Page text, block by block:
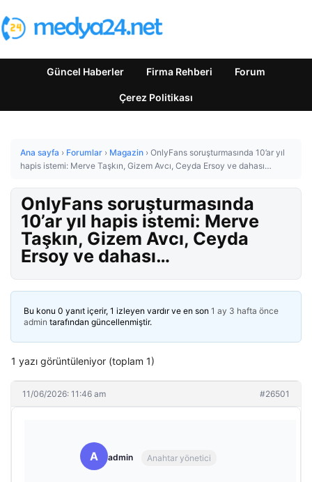
Güncel Haberler Firma Rehberi Forum
Çerez Politikası
Ana sayfa › Forumlar › Magazin › OnlyFans soruşturmasında 10’ar yıl
hapis istemi: Merve Taşkın, Gizem Avcı, Ceyda Ersoy ve dahası…
OnlyFans soruşturmasında
10’ar yıl hapis istemi: Merve
Taşkın, Gizem Avcı, Ceyda
Ersoy ve dahası…
Bu konu 0 yanıt içerir, 1 izleyen vardır ve en son 1 ay 3 hafta önce
admin tarafından güncellenmiştir.
1 yazı görüntüleniyor (toplam 1)
11/06/2026: 11:46 am #26501
A admin Anahtar yönetici